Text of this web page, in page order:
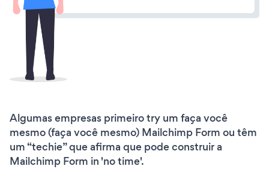
Algumas empresas primeiro try um faça você
mesmo (faça você mesmo) Mailchimp Form ou têm
um “techie” que afirma que pode construir a
Mailchimp Form in 'no time'.